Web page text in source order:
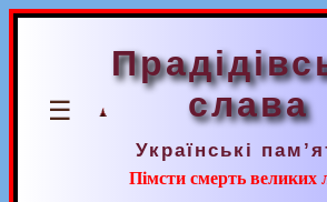
☰
слава
Українські
Пімсти смерть великих